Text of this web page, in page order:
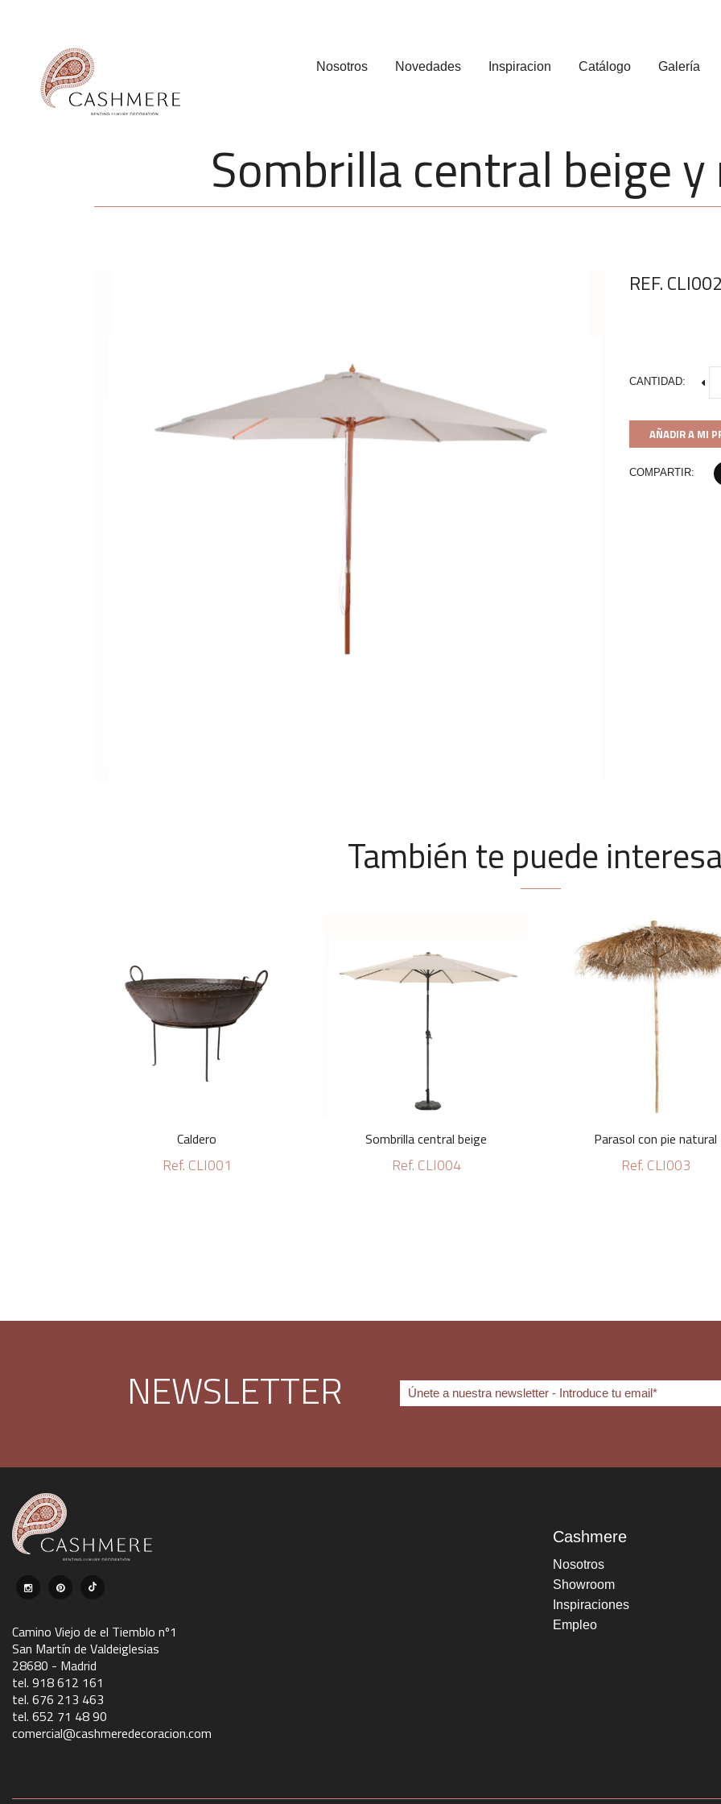
Nosotros Novedades Inspiracion Catálogo Galería
Sombrilla central beige
REF.
CANTIDAD:
AÑADIR A MI
COMPARTIR:
También te puede
Caldero
Ref. CLI001
Sombrilla central beige
Ref. CLI004
Parasol con pie natural
Ref. CLI003
NEWSLETTER
Camino Viejo de el Tiemblo nº1
San Martín de Valdeiglesias
28680 - Madrid
tel. 918 612 161
tel. 676 213 463
tel. 652 71 48 90
comercial@cashmeredecoracion.com
Cashmere
Nosotros
Showroom
Inspiraciones
Empleo